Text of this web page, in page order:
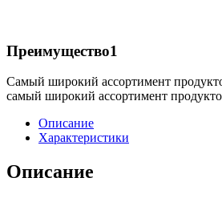
Преимущество1
Самый широкий ассортимент
самый широкий ассортимент
Описание
Характеристики
Описание